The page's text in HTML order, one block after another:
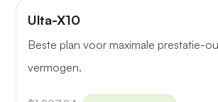
Ulta-X10
Beste plan voor maximale prestatie-
vermogen.